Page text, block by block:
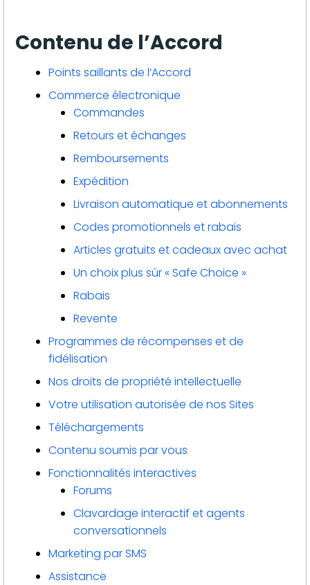
Contenu de l’Accord
Points saillants de l’Accord
Commerce électronique
Commandes
Retours et échanges
Remboursements
Expédition
Livraison automatique et abonnements
Codes promotionnels et rabais
Articles gratuits et cadeaux avec achat
Un choix plus sûr « Safe Choice »
Rabais
Revente
Programmes de récompenses et de
fidélisation
Nos droits de propriété intellectuelle
Votre utilisation autorisée de nos Sites
Téléchargements
Contenu soumis par vous
Fonctionnalités interactives
Forums
Clavardage interactif et agents
conversationnels
Marketing par SMS
Assistance